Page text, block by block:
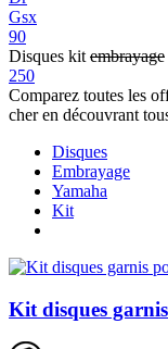
Gsx
90
Disques kit embrayage
250
Comparez toutes les
cher en découvrant
Disques
Embrayage
Yamaha
Kit
Kit disques